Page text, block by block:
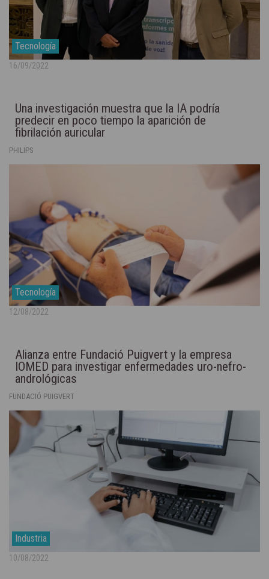
Tecnología
16/09/2022
Una investigación muestra que la IA podría
predecir en poco tiempo la aparición de
fibrilación auricular
PHILIPS
Tecnología
12/08/2022
Alianza entre Fundació Puigvert y la empresa
IOMED para investigar enfermedades uro-nefro-
andrológicas
FUNDACIÓ PUIGVERT
Industria
10/08/2022